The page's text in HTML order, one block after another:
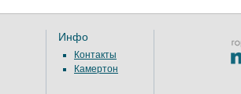
Инфо
Контакты
Камертон